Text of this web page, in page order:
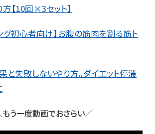
【10回×3セット】
グ初心者向け】お腹の筋肉を割る筋ト
と失敗しないやり方。ダイエット停滞
う一度動画でおさらい／